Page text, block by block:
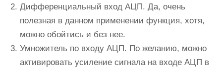
Дифференциальный вход АЦП. Да, очень
полезная в данном применении функция, хотя,
можно обойтись и без нее.
Умножитель по входу АЦП. По желанию, можно
активировать усиление сигнала на входе АЦП в